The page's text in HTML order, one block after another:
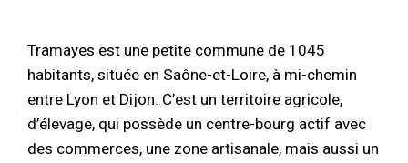
Tramayes est une petite commune de 1045
habitants, située en Saône-et-Loire, à mi-chemin
entre Lyon et Dijon. C’est un territoire agricole,
d’élevage, qui possède un centre-bourg actif avec
des commerces, une zone artisanale, mais aussi un